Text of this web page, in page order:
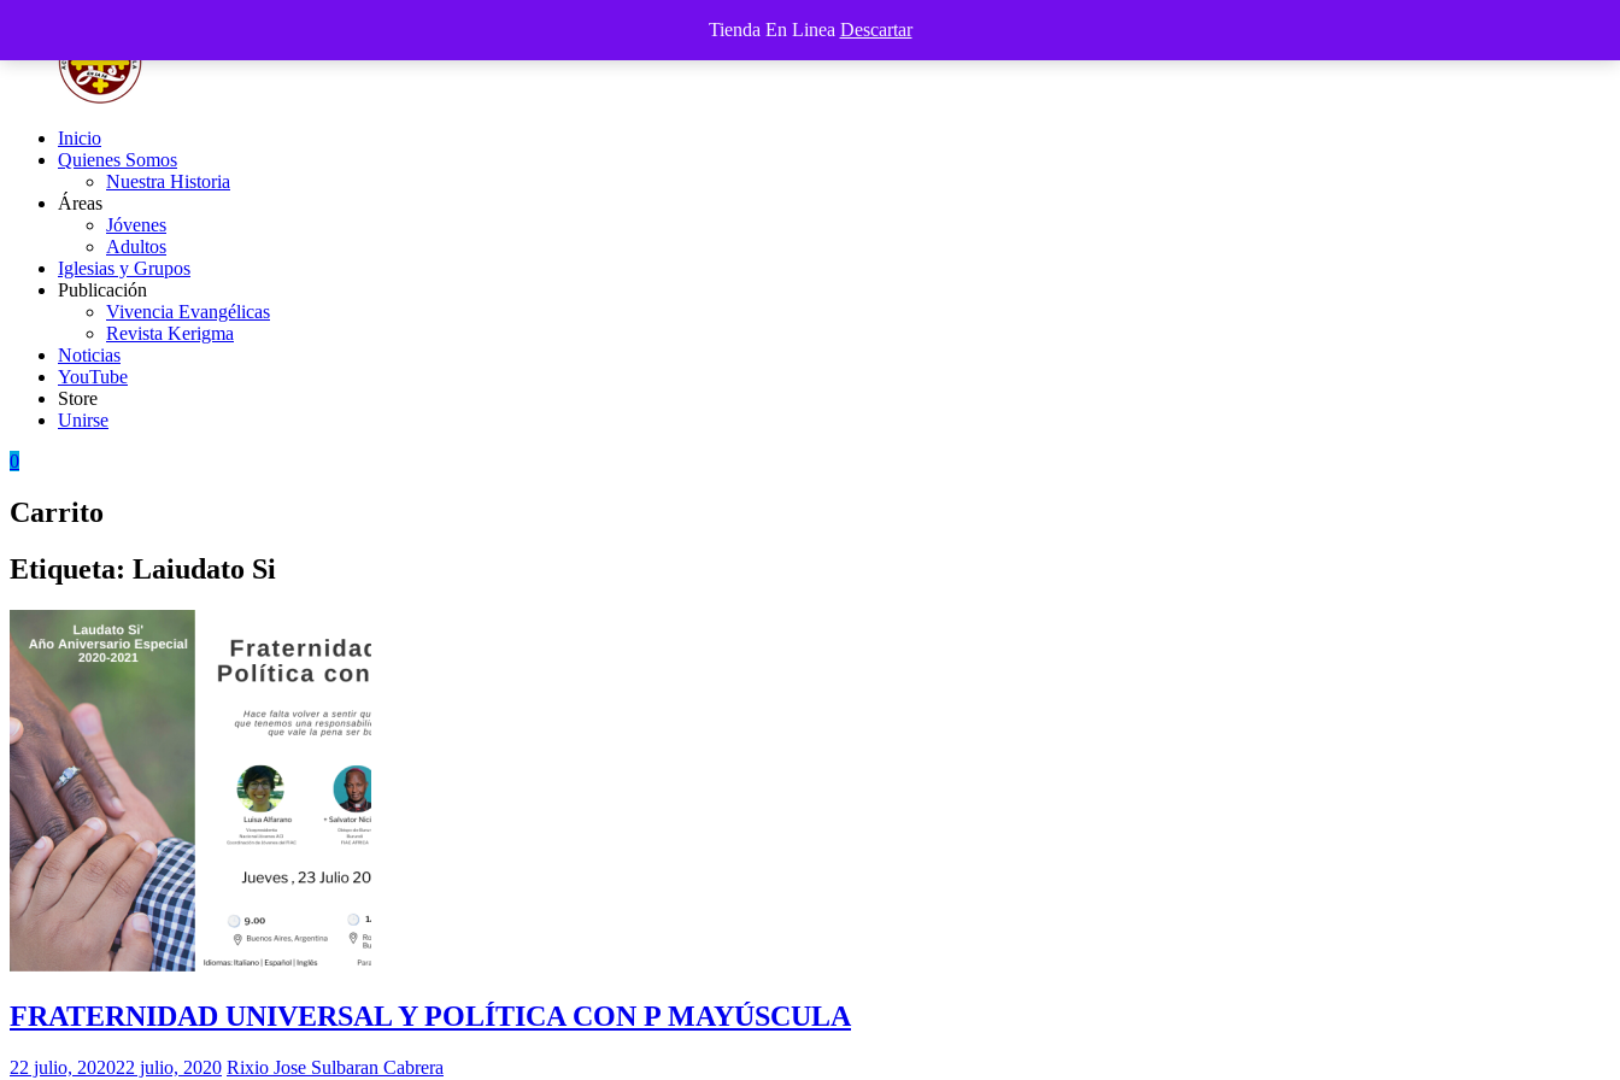
Tienda En Linea Descartar
contenido
Acción
Venezuela
Fuertes
Inicio
Quienes Somos
Nuestra Historia
Áreas
Jóvenes
Adultos
Iglesias y Grupos
Publicación
Vivencia Evangélicas
Revista Kerigma
Noticias
YouTube
Store
Unirse
0
Carrito
Etiqueta: Laiudato Si
FRATERNIDAD UNIVERSAL Y POLÍTICA CON P MAYÚSCULA
22 julio, 202022 julio, 2020 Rixio Jose Sulbaran Cabrera